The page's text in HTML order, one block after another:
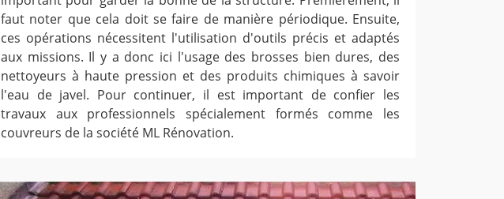
faut noter que cela doit se faire de manière périodique. Ensuite,
ces opérations nécessitent l'utilisation d'outils précis et adaptés
aux missions. Il y a donc ici l'usage des brosses bien dures, des
nettoyeurs à haute pression et des produits chimiques à savoir
l'eau de javel. Pour continuer, il est important de confier les
travaux aux professionnels spécialement formés comme les
couvreurs de la société ML Rénovation.